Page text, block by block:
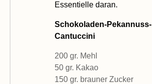
Essentielle daran.
Schokoladen-Pekannuss-
Cantuccini
200 gr. Mehl
50 gr. Kakao
150 gr. brauner Zucker